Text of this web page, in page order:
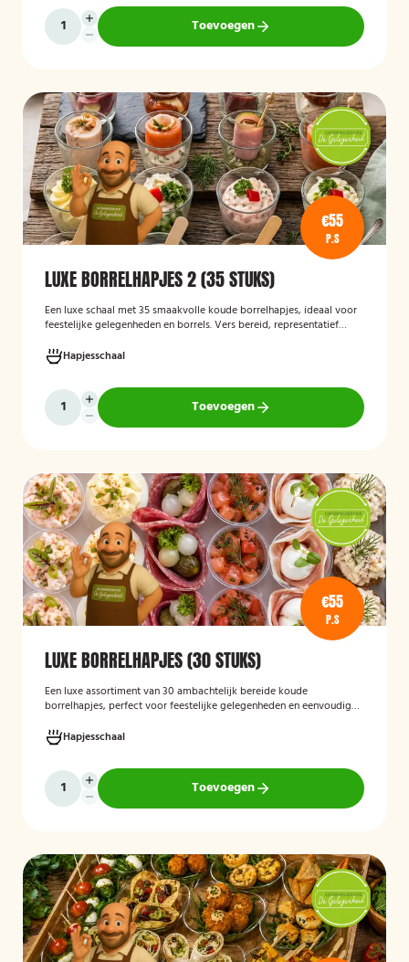
Toevoegen
€55
P.S
LUXE BORRELHAPJES 2 (35 STUKS)
Een luxe schaal met 35 smaakvolle koude borrelhapjes, ideaal voor
feestelijke gelegenheden en borrels. Vers bereid, representatief
Hapjesschaal
Toevoegen
€55
P.S
LUXE BORRELHAPJES (30 STUKS)
Een luxe assortiment van 30 ambachtelijk bereide koude
borrelhapjes, perfect voor feestelijke gelegenheden en eenvoudig
Hapjesschaal
Toevoegen